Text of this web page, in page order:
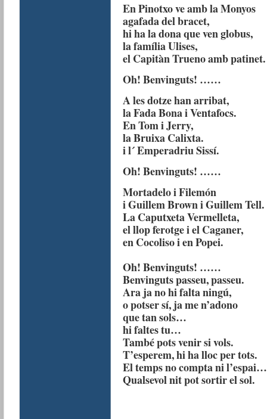
En Pinotxo ve amb la Monyos
agafada del bracet,
hi ha la dona que ven globus,
la família Ulises,
el Capitàn Trueno amb patinet.
Oh! Benvinguts! ……
A les dotze han arribat,
la Fada Bona i Ventafocs.
En Tom i Jerry,
la Bruixa Calixta.
i l´ Emperadriu Sissí.
Oh! Benvinguts! ……
Mortadelo i Filemón
i Guillem Brown i Guillem Tell.
La Caputxeta Vermelleta,
el llop ferotge i el Caganer,
en Cocoliso i en Popei.
Oh! Benvinguts! ……
Benvinguts passeu, passeu.
Ara ja no hi falta ningú,
o potser sí, ja me n’adono
que tan sols…
hi faltes tu…
També pots venir si vols.
T’esperem, hi ha lloc per tots.
El temps no compta ni l’espai…
Qualsevol nit pot sortir el sol.